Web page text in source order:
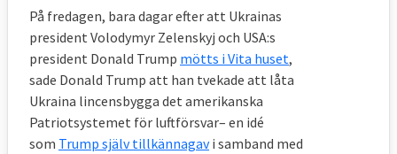
På fredagen, bara dagar efter att Ukrainas
president Volodymyr Zelenskyj och USA:s
president Donald Trump mötts i Vita huset,
sade Donald Trump att han tvekade att låta
Ukraina lincensbygga det amerikanska
Patriotsystemet för luftförsvar– en idé
som Trump själv tillkännagavi samband med